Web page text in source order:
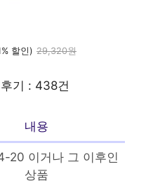
할인) 29,320원
기 : 438건
내용
20 이거나 그 이후인
상품